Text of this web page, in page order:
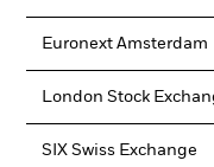
Euronext Amsterdam
London Stock
SIX Swiss Exchange